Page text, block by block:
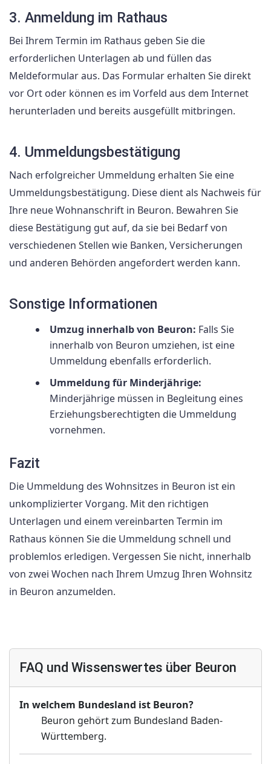
3. Anmeldung im Rathaus
Bei Ihrem Termin im Rathaus geben Sie die
erforderlichen Unterlagen ab und füllen das
Meldeformular aus. Das Formular erhalten Sie direkt
vor Ort oder können es im Vorfeld aus dem Internet
herunterladen und bereits ausgefüllt mitbringen.
4. Ummeldungsbestätigung
Nach erfolgreicher Ummeldung erhalten Sie eine
Ummeldungsbestätigung. Diese dient als Nachweis für
Ihre neue Wohnanschrift in Beuron. Bewahren Sie
diese Bestätigung gut auf, da sie bei Bedarf von
verschiedenen Stellen wie Banken, Versicherungen
und anderen Behörden angefordert werden kann.
Sonstige Informationen
Umzug innerhalb von Beuron: Falls Sie
innerhalb von Beuron umziehen, ist eine
Ummeldung ebenfalls erforderlich.
Ummeldung für Minderjährige:
Minderjährige müssen in Begleitung eines
Erziehungsberechtigten die Ummeldung
vornehmen.
Fazit
Die Ummeldung des Wohnsitzes in Beuron ist ein
unkomplizierter Vorgang. Mit den richtigen
Unterlagen und einem vereinbarten Termin im
Rathaus können Sie die Ummeldung schnell und
problemlos erledigen. Vergessen Sie nicht, innerhalb
von zwei Wochen nach Ihrem Umzug Ihren Wohnsitz
in Beuron anzumelden.
FAQ und Wissenswertes über Beuron
In welchem Bundesland ist Beuron?
Beuron gehört zum Bundesland Baden-
Württemberg.